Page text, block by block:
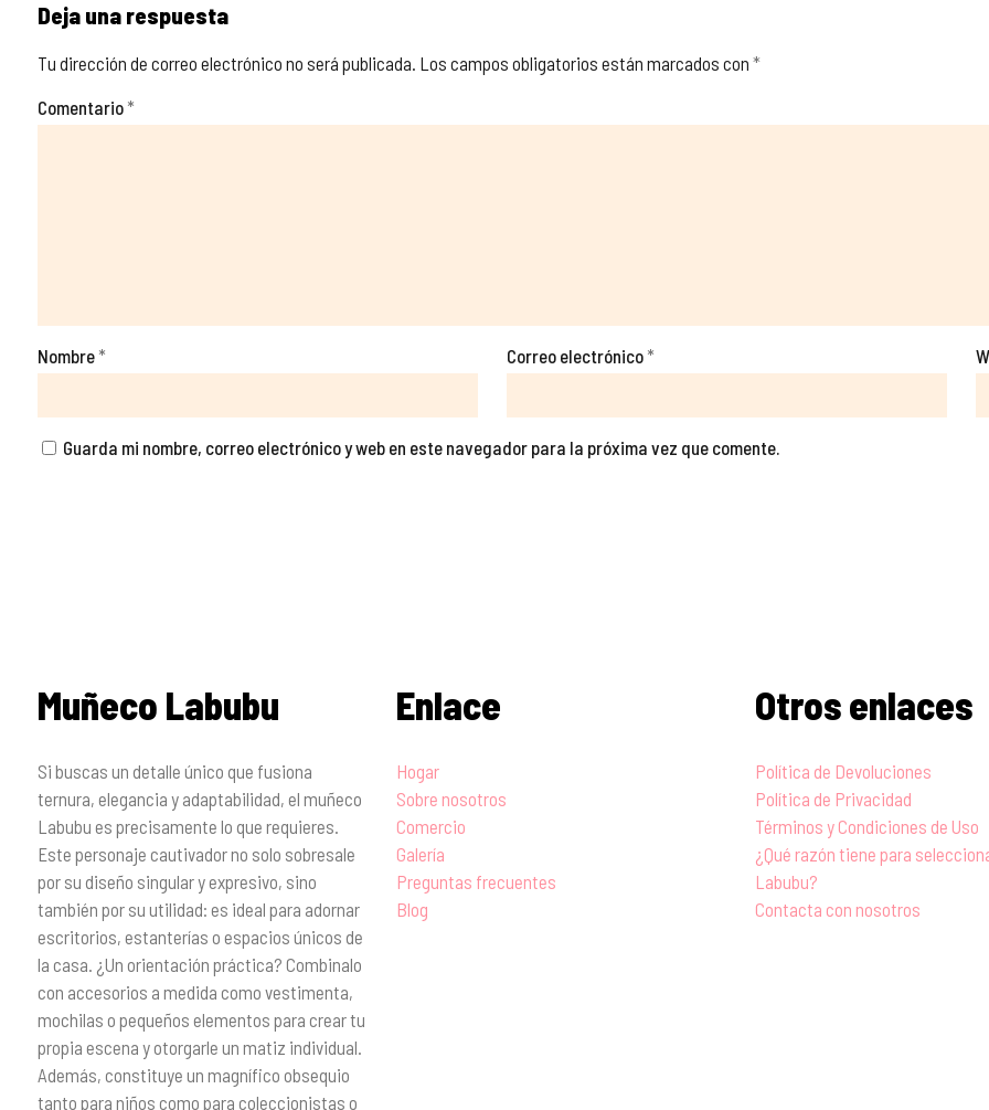
Deja una respuesta
Tu dirección de correo electrónico no será publicada. Los campos obligatorios están marcados con *
Comentario *
Nombre * Correo electrónico *
Guarda mi nombre, correo electrónico y web en este navegador para la próxima vez que comente.
Muñeco Labubu
Si buscas un detalle único que fusiona
ternura, elegancia y adaptabilidad, el muñeco
Labubu es precisamente lo que requieres.
Este personaje cautivador no solo sobresale
por su diseño singular y expresivo, sino
también por su utilidad: es ideal para adornar
escritorios, estanterías o espacios únicos de
la casa. ¿Un orientación práctica? Combinalo
con accesorios a medida como vestimenta,
mochilas o pequeños elementos para crear tu
propia escena y otorgarle un matiz individual.
Además, constituye un magnífico obsequio
tanto para niños como para coleccionistas o
Enlace
Hogar
Sobre nosotros
Comercio
Galería
Preguntas frecuentes
Blog
Otros enlaces
Política de Devoluciones
Política de Privacidad
Términos y Condiciones de Uso
¿Qué razón tiene para
Labubu?
Contacta con nosotros